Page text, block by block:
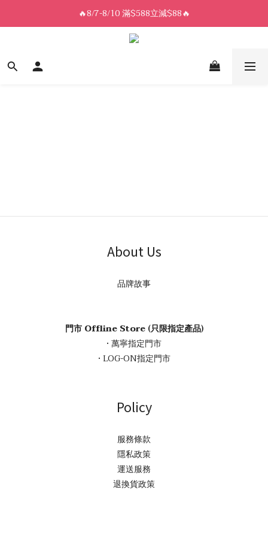
8/7-8/10 全館限時$188免運🛒
🔥8/7-8/10 滿$588立減$88🔥
8/7-8/10 全館限時$188免運🛒
About Us
品牌故事
門市 Offline Store (只限指定產品)
• 萬寧指定門市
• LOG-ON指定門市
Policy
服務條款
隱私政策
運送服務
退換貨政策